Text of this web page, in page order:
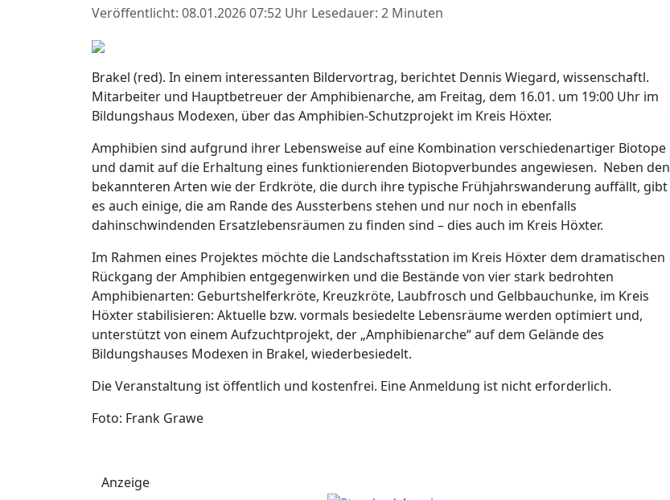
Veröffentlicht: 08.01.2026 07:52 Uhr Lesedauer: 2 Minuten
Brakel (red). In einem interessanten Bildervortrag, berichtet Dennis Wiegard, wissenschaftl.
Mitarbeiter und Hauptbetreuer der Amphibienarche, am Freitag, dem 16.01. um 19:00 Uhr im
Bildungshaus Modexen, über das Amphibien-Schutzprojekt im Kreis Höxter.
Amphibien sind aufgrund ihrer Lebensweise auf eine Kombination verschiedenartiger Biotope
und damit auf die Erhaltung eines funktionierenden Biotopverbundes angewiesen. Neben den
bekannteren Arten wie der Erdkröte, die durch ihre typische Frühjahrswanderung auffällt, gibt
es auch einige, die am Rande des Aussterbens stehen und nur noch in ebenfalls
dahinschwindenden Ersatzlebensräumen zu finden sind – dies auch im Kreis Höxter.
Im Rahmen eines Projektes möchte die Landschaftsstation im Kreis Höxter dem dramatischen
Rückgang der Amphibien entgegenwirken und die Bestände von vier stark bedrohten
Amphibienarten: Geburtshelferkröte, Kreuzkröte, Laubfrosch und Gelbbauchunke, im Kreis
Höxter stabilisieren: Aktuelle bzw. vormals besiedelte Lebensräume werden optimiert und,
unterstützt von einem Aufzuchtprojekt, der „Amphibienarche“ auf dem Gelände des
Bildungshauses Modexen in Brakel, wiederbesiedelt.
Die Veranstaltung ist öffentlich und kostenfrei. Eine Anmeldung ist nicht erforderlich.
Foto: Frank Grawe
Anzeige